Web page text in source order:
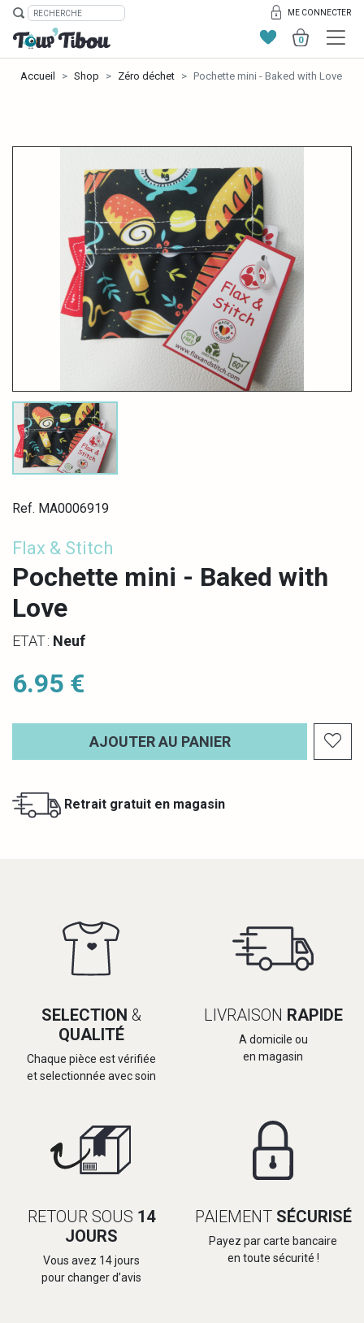
ME CONNECTER
0
Accueil Shop Zéro déchet Pochette mini - Baked with Love
Ref. MA0006919
Flax & Stitch
Pochette mini - Baked with
Love
ETAT : Neuf
6.95 €
AJOUTER AU PANIER
Retrait gratuit en magasin
SELECTION &
QUALITÉ
Chaque pièce est vérifiée
et selectionnée avec soin
LIVRAISON RAPIDE
A domicile ou
en magasin
RETOUR SOUS 14
JOURS
Vous avez 14 jours
pour changer d’avis
PAIEMENT SÉCURISÉ
Payez par carte bancaire
en toute sécurité !